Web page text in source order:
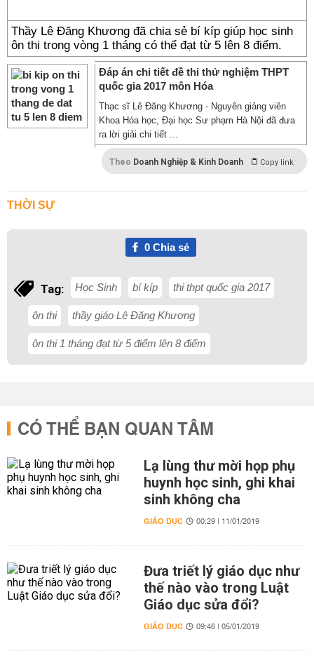
Thầy Lê Đăng Khương đã chia sẻ bí kíp giúp học sinh
ôn thi trong vòng 1 tháng có thể đạt từ 5 lên 8 điểm.
Đáp án chi tiết đề thi thử nghiệm THPT
quốc gia 2017 môn Hóa
Thạc sĩ Lê Đăng Khương - Nguyên giảng viên
Khoa Hóa học, Đại học Sư phạm Hà Nội đã đưa
ra lời giải chi tiết ...
Theo Doanh Nghiệp & Kinh Doanh Copy link
THỜI SỰ
0Chia sẻ
Tag: Học Sinh bí kíp thi thpt quốc gia 2017
ôn thi thầy giáo Lê Đăng Khương
ôn thi 1 tháng đạt từ 5 điểm lên 8 điểm
CÓ THỂ BẠN QUAN TÂM
Lạ lùng thư mời họp phụ
huynh học sinh, ghi khai
sinh không cha
GIÁO DỤC 00:29 | 11/01/2019
Đưa triết lý giáo dục như
thế nào vào trong Luật
Giáo dục sửa đổi?
GIÁO DỤC 09:46 | 05/01/2019